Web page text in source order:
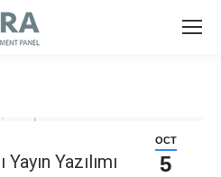
OCT
5
Yazılımı